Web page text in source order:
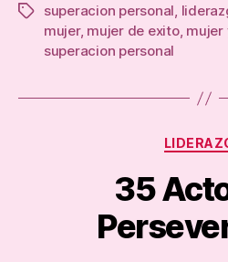
Tagssuperacion personal,
mujer, mujer de exito, mujer
superacion personal
35